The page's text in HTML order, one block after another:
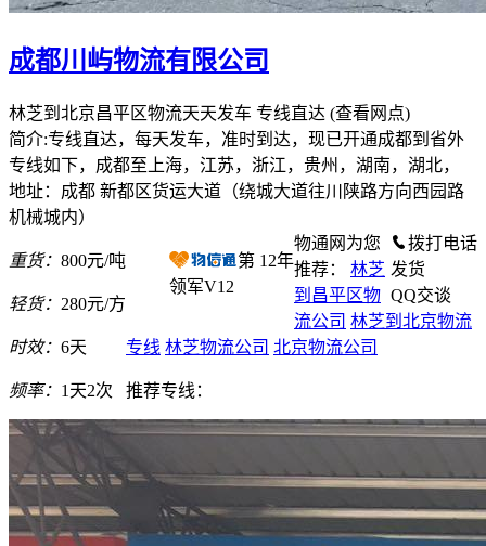
成都川屿物流有限公司
林芝到北京昌平区物流天天发车 专线直达 (查看网点)
简介:专线直达，每天发车，准时到达，现已开通成都到省外
专线如下，成都至上海，江苏，浙江，贵州，湖南，湖北，
地址：成都 新都区货运大道（绕城大道往川陕路方向西园路
机械城内）
重货： 800元/吨
轻货： 280元/方
时效： 6天
频率： 1天2次
第 12年
领军V12
拨打电话
发货
QQ交谈
物通网为您
推荐：
林芝
到昌平区物
流公司 林芝到北京物流
专线 林芝物流公司 北京物流公司
推荐专线：